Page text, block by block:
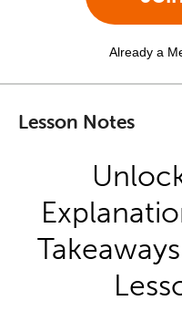
Already a
Lesson Notes